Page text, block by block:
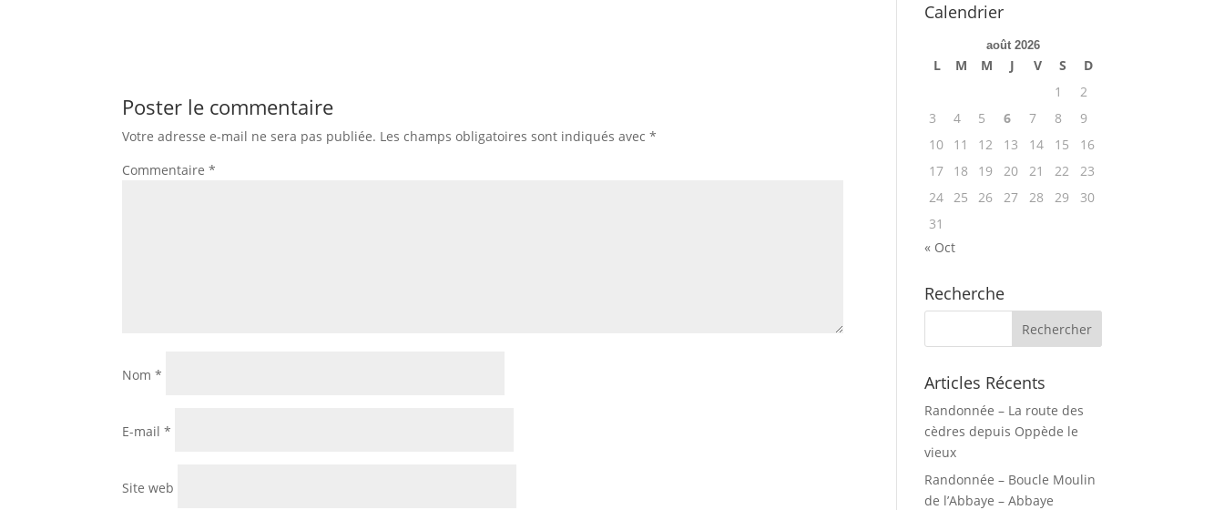
Poster le commentaire
Votre adresse e-mail ne sera pas publiée. Les champs obligatoires sont indiqués avec*
Commentaire*
Nom*
E-mail*
Site web
Calendrier
août 2026
L M M J V S
D
1
2
3
4 5 6 7 8
9
10
11 12 13 14 15
16
17
18 19 20 21 22
23
24 25 26 27 28 29
30
31
« Oct
Recherche
Articles Récents
Randonnée – La route des
cèdres depuis Oppède le
vieux
Randonnée – Boucle Moulin
de l’Abbaye – Abbaye